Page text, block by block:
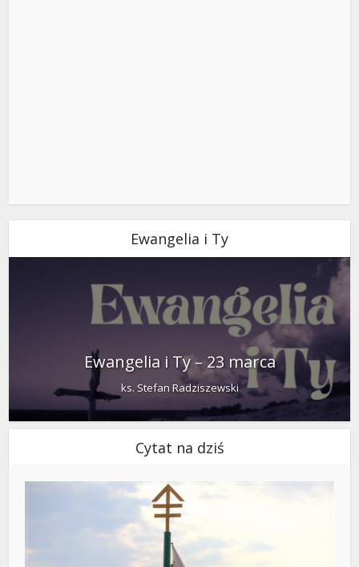
Ewangelia i Ty
Ewangelia i Ty – 23 marca
ks. Stefan Radziszewski
Cytat na dziś